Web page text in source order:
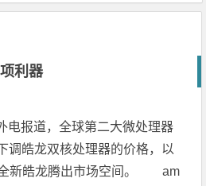
利器
电报道，全球第二大微处理器
调皓龙双核处理器的价格，以
全新皓龙腾出市场空间。 am